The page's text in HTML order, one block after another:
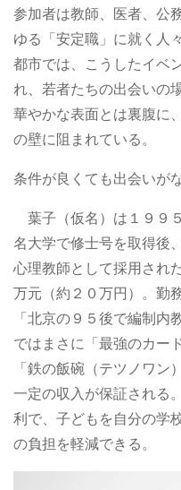
参加者は教師、医者、公
ゆる「安定職」に就く人
都市では、こうしたイベ
れ、若者たちの出会いの
華やかな表面とは裏腹に
の壁に阻まれている。
条件が良くても出会いが
葉子（仮名）は１９９
名大学で修士号を取得後
心理教師として採用され
万元（約２０万円）。勤
「北京の９５後で編制
ではまさに「最強のカー
「鉄の飯碗（テツノワ
一定の収入が保証される
利で、子どもを自分の学
の負担を軽減できる。